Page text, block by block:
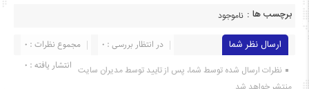
برچسب ها : ناموجود
ارسال نظر شما مجموع نظرات : 0
در انتظار بررسی : 0
انتشار یافته : ۰ نظرات ارسال شده توسط شما، پس از تایید توسط مدیران سایت